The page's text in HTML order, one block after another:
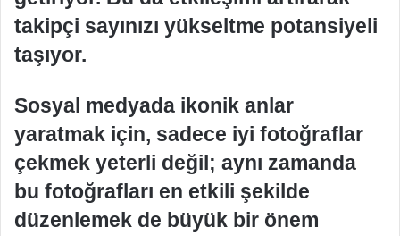
takipçi sayınızı yükseltme potansiyeli
taşıyor.
Sosyal medyada ikonik anlar
yaratmak için, sadece iyi fotoğraflar
çekmek yeterli değil; aynı zamanda
bu fotoğrafları en etkili şekilde
düzenlemek de büyük bir önem